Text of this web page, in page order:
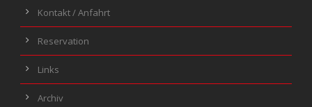
Kontakt / Anfahrt
Reservation
Links
Archiv